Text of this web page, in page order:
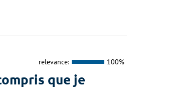
relevance: 100%
que je